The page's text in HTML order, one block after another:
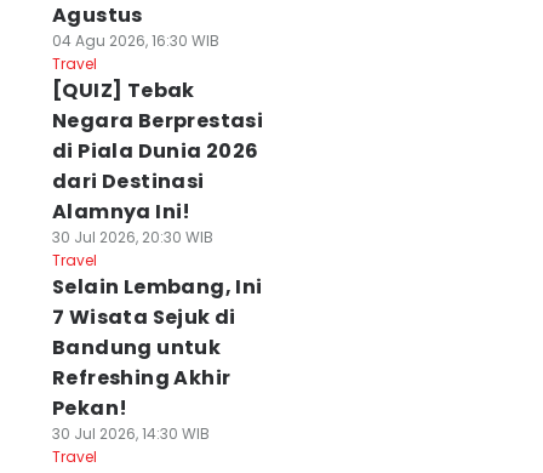
Agustus
04 Agu 2026, 16:30 WIB
Travel
[QUIZ] Tebak
Negara Berprestasi
di Piala Dunia 2026
dari Destinasi
Alamnya Ini!
30 Jul 2026, 20:30 WIB
Travel
Selain Lembang, Ini
7 Wisata Sejuk di
Bandung untuk
Refreshing Akhir
Pekan!
30 Jul 2026, 14:30 WIB
Travel